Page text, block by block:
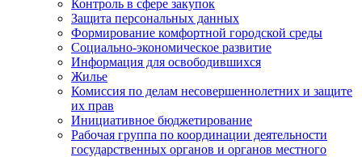
Контроль в сфере закупок
Защита персональных данных
Формирование комфортной городской среды
Социально-экономическое развитие
Информация для освободившихся
Жилье
Комиссия по делам несовершеннолетних и защите
их прав
Инициативное бюджетирование
Рабочая группа по координации деятельности
государственных органов и органов местного